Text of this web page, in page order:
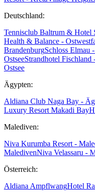
Deutschland:
Tennisclub Baltrum & Hotel
Health & Balance -
BrandenburgSchloss Elmau
OstseeStrandhotel Fischland
Ostsee
Ägypten:
Aldiana Club Naga Bay -
Luxury Resort Makadi Bay
Malediven:
Niva Kurumba Resort -
MaledivenNiva Velassaru -
Österreich:
Aldiana AmpflwangHotel